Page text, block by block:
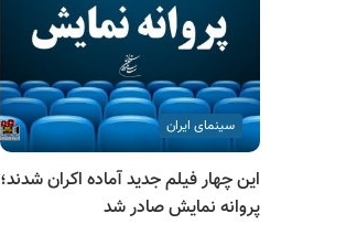
سینمای ایران
این چهار فیلم جدید آماده اکران شدند؛
پروانه نمایش صادر شد